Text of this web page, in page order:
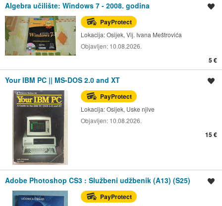
Algebra učilište: Windows 7 - 2008. godina
PayProtect
Lokacija:Osijek, Vij. Ivana Meštrovića
Objavljen: 10.08.2026.
5 €
Your IBM PC || MS-DOS 2.0 and XT
PayProtect
Lokacija:Osijek, Uske njive
Objavljen: 10.08.2026.
15 €
Adobe Photoshop CS3 : Službeni udžbenik (A13) (S25)
PayProtect